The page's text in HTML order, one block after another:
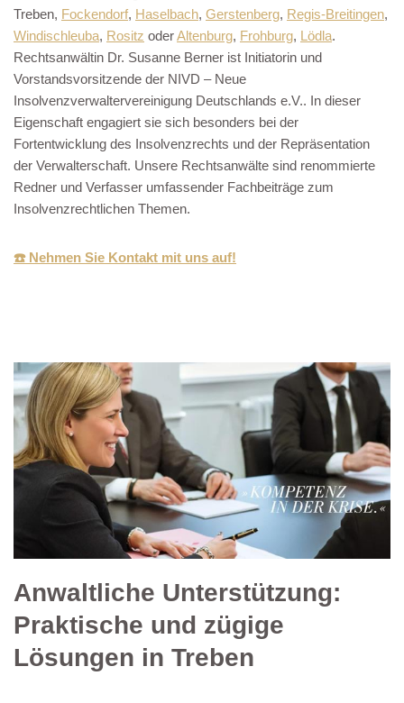
Treben, Fockendorf, Haselbach, Gerstenberg, Regis-Breitingen,
Windischleuba, Rositz oderAltenburg, Frohburg, Lödla.
Rechtsanwältin Dr. Susanne Berner ist Initiatorin und
Vorstandsvorsitzende der NIVD – Neue
Insolvenzverwaltervereinigung Deutschlands e.V.. In dieser
Eigenschaft engagiert sie sich besonders bei der
Fortentwicklung des Insolvenzrechts und der Repräsentation
der Verwalterschaft. Unsere Rechtsanwälte sind renommierte
Redner und Verfasser umfassender Fachbeiträge zum
Insolvenzrechtlichen Themen.
☎️ Nehmen Sie Kontakt mit uns auf!
Anwaltliche Unterstützung:
Praktische und zügige
Lösungen in Treben